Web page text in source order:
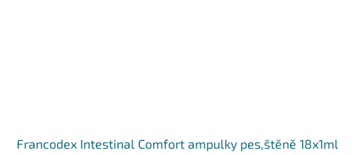
Francodex Intestinal Comfort ampulky pes,štěně 18x1ml